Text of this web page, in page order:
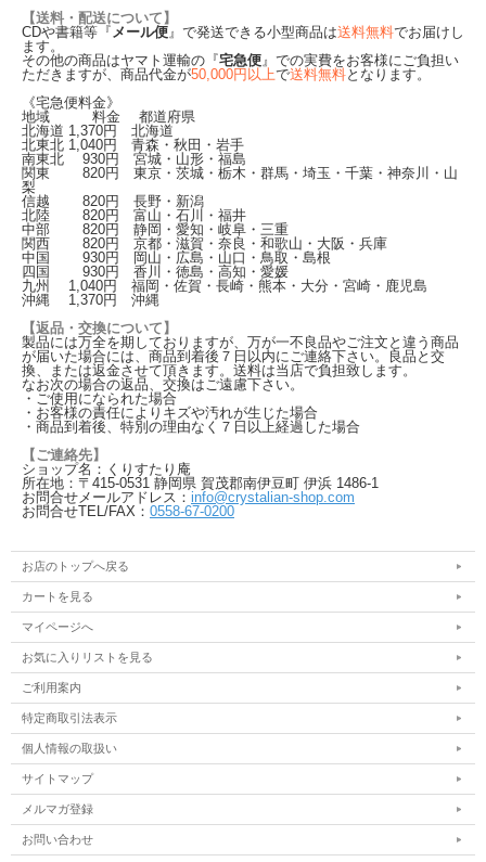
【送料・配送について】
CDや書籍等『メール便』で発送できる小型商品は送料無料でお届けし
ます。
その他の商品はヤマト運輸の『宅急便』での実費をお客様にご負担い
ただきますが、商品代金が50,000円以上で送料無料となります。
《宅急便料金》
地域 料金 都道府県
北海道 1,370円 北海道
北東北 1,040円 青森・秋田・岩手
南東北 930円 宮城・山形・福島
関東 820円 東京・茨城・栃木・群馬・埼玉・千葉・神奈川・山
梨
信越 820円 長野・新潟
北陸 820円 富山・石川・福井
中部 820円 静岡・愛知・岐阜・三重
関西 820円 京都・滋賀・奈良・和歌山・大阪・兵庫
中国 930円 岡山・広島・山口・鳥取・島根
四国 930円 香川・徳島・高知・愛媛
九州 1,040円 福岡・佐賀・長崎・熊本・大分・宮崎・鹿児島
沖縄 1,370円 沖縄
【返品・交換について】
製品には万全を期しておりますが、万が一不良品やご注文と違う商品
が届いた場合には、商品到着後７日以内にご連絡下さい。良品と交
換、または返金させて頂きます。送料は当店で負担致します。
なお次の場合の返品、交換はご遠慮下さい。
・ご使用になられた場合
・お客様の責任によりキズや汚れが生じた場合
・商品到着後、特別の理由なく７日以上経過した場合
【ご連絡先】
ショップ名：くりすたり庵
所在地：〒415-0531 静岡県 賀茂郡南伊豆町 伊浜 1486-1
お問合せメールアドレス： info@crystalian-shop.com
お問合せTEL/FAX： 0558-67-0200
お店のトップへ戻る
カートを見る
マイページへ
お気に入りリストを見る
ご利用案内
特定商取引法表示
個人情報の取扱い
サイトマップ
メルマガ登録
お問い合わせ